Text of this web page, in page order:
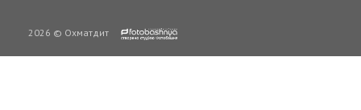
2026 © Охматдит